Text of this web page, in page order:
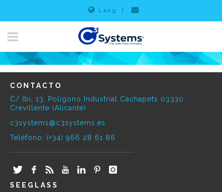
Lang
CONTACTO
C/ Ibi, 13, Polígono Industrial Cachapets 03330
Crevillente (Alicante)
c3systems@c3systems.es
Teléfono: (+34) 966 28 61 86
SEEGLASS